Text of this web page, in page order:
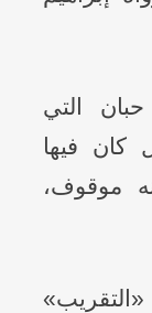
التي
كان فيها
موقوف،